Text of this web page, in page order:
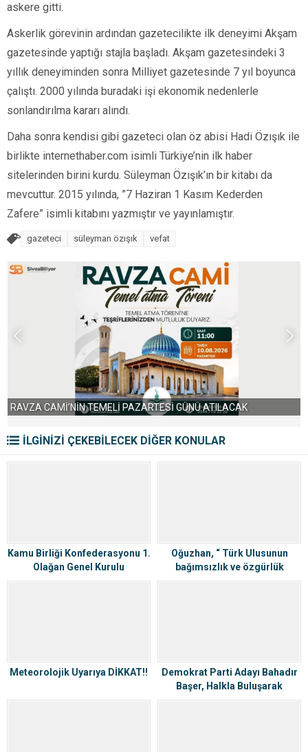
askere gitti.
Askerlik görevinin ardından gazetecilikte ilk deneyimi Akşam
gazetesinde yaptığı stajla başladı. Akşam gazetesindeki 3
yıllık deneyiminden sonra Milliyet gazetesinde 7 yıl boyunca
çalıştı. 2000 yılında buradaki işi ekonomik nedenlerle
sonlandırılma kararı alındı.
Daha sonra kendisi gibi gazeteci olan öz abisi Hadi Özışık ile
birlikte internethaber.com isimli Türkiye’nin ilk haber
sitelerinden birini kurdu. Süleyman Özışık’ın bir kitabı da
mevcuttur. 2015 yılında, ”7 Haziran 1 Kasım Kederden
Zafere” isimli kitabını yazmıştır ve yayınlamıştır.
gazeteci süleyman özışık vefat
TEMELİ PAZARTESİ GÜNÜ ATILACAK
SİVAS’TA
İLGİNİZİ ÇEKEBİLECEK DİĞER KONULAR
Kamu Birliği Konfederasyonu 1.
Olağan Genel Kurulu
Gerçekleştirildi.
Oğuzhan, “ Türk Ulusunun
bağımsızlık ve özgürlük
mücadelesidir”
Meteorolojik Uyarıya DİKKAT‼️
Demokrat Parti Adayı Bahadır
Başer, Halkla Buluşarak
Projelerini Tanıttı